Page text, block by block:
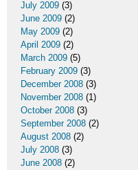
July 2009 (3)
June 2009 (2)
May 2009 (2)
April 2009 (2)
March 2009 (5)
February 2009 (3)
December 2008 (3)
November 2008 (1)
October 2008 (3)
September 2008 (2)
August 2008 (2)
July 2008 (3)
June 2008 (2)